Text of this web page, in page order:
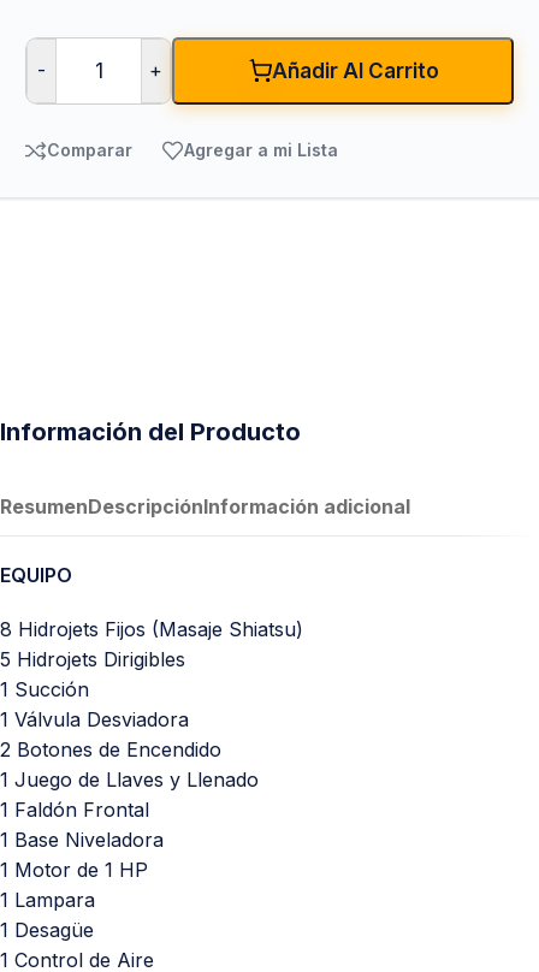
- + Añadir Al Carrito
Comparar Agregar a mi Lista
Información del Producto
ResumenDescripciónInformación adicional
EQUIPO
8 Hidrojets Fijos (Masaje Shiatsu)
5 Hidrojets Dirigibles
1 Succión
1 Válvula Desviadora
2 Botones de Encendido
1 Juego de Llaves y Llenado
1 Faldón Frontal
1 Base Niveladora
1 Motor de 1 HP
1 Lampara
1 Desagüe
1 Control de Aire